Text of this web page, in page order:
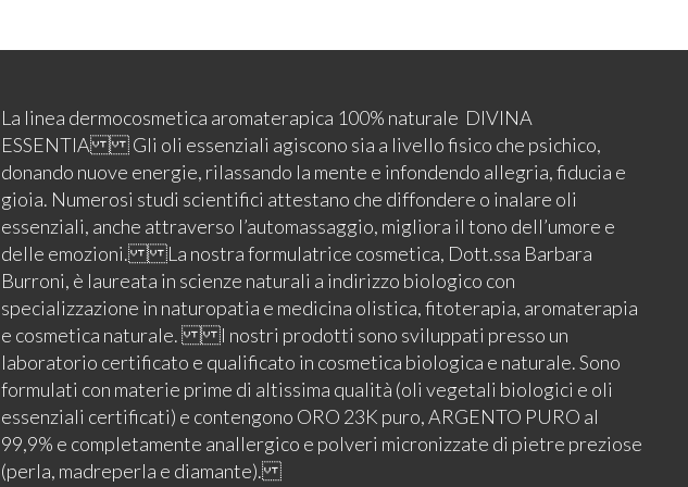
La linea dermocosmetica aromaterapica 100% naturale DIVINA
ESSENTIA Gli oli essenziali agiscono sia a livello fisico che psichico,
donando nuove energie, rilassando la mente e infondendo allegria, fiducia e
gioia. Numerosi studi scientifici attestano che diffondere o inalare oli
essenziali, anche attraverso l’automassaggio, migliora il tono dell’umore e
delle emozioni. La nostra formulatrice cosmetica, Dott.ssa Barbara
Burroni, è laureata in scienze naturali a indirizzo biologico con
specializzazione in naturopatia e medicina olistica, fitoterapia, aromaterapia
e cosmetica naturale. I nostri prodotti sono sviluppati presso un
laboratorio certificato e qualificato in cosmetica biologica e naturale. Sono
formulati con materie prime di altissima qualità (oli vegetali biologici e oli
essenziali certificati) e contengono ORO 23K puro, ARGENTO PURO al
99,9% e completamente anallergico e polveri micronizzate di pietre preziose
(perla, madreperla e diamante).